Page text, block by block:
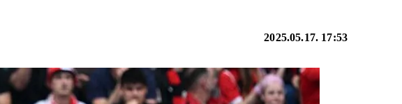
2025.05.17. 17:53